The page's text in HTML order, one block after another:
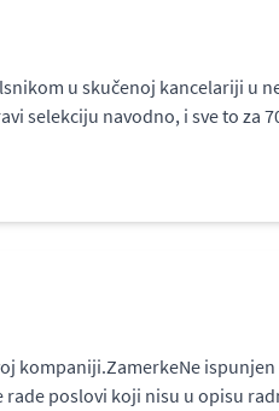
u skučenoj kancelariji u
selekciju navodno, i sve to za
kompaniji.ZamerkeNe
poslovi koji nisu u opisu